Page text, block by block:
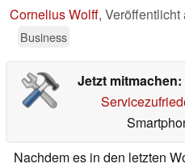
Cornelius Wolff, Veröffentlicht
Business
Jetzt mitmachen:
Nachdem es in den letzten